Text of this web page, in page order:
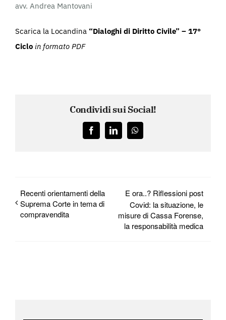
avv. Andrea Mantovani
Scarica la Locandina “Dialoghi di Diritto Civile” – 17°
Ciclo in formato PDF
Condividi sui Social!
FacebookLinkedInWhatsApp
Recenti orientamenti della
Suprema Corte in tema di
compravendita
E ora..? Riflessioni post
Covid: la situazione, le
misure di Cassa Forense,
la responsabilità medica